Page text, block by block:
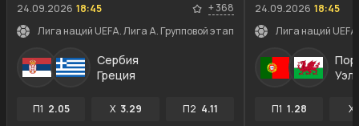
24.09.2026 18:45 +368
Лига наций UEFA. Лига A. Групповой этап
Сербия
Греция
П1 2.05 X 3.29 П2 4.11
24.09.2026 18:45
Лига наций
П1 1.28 X